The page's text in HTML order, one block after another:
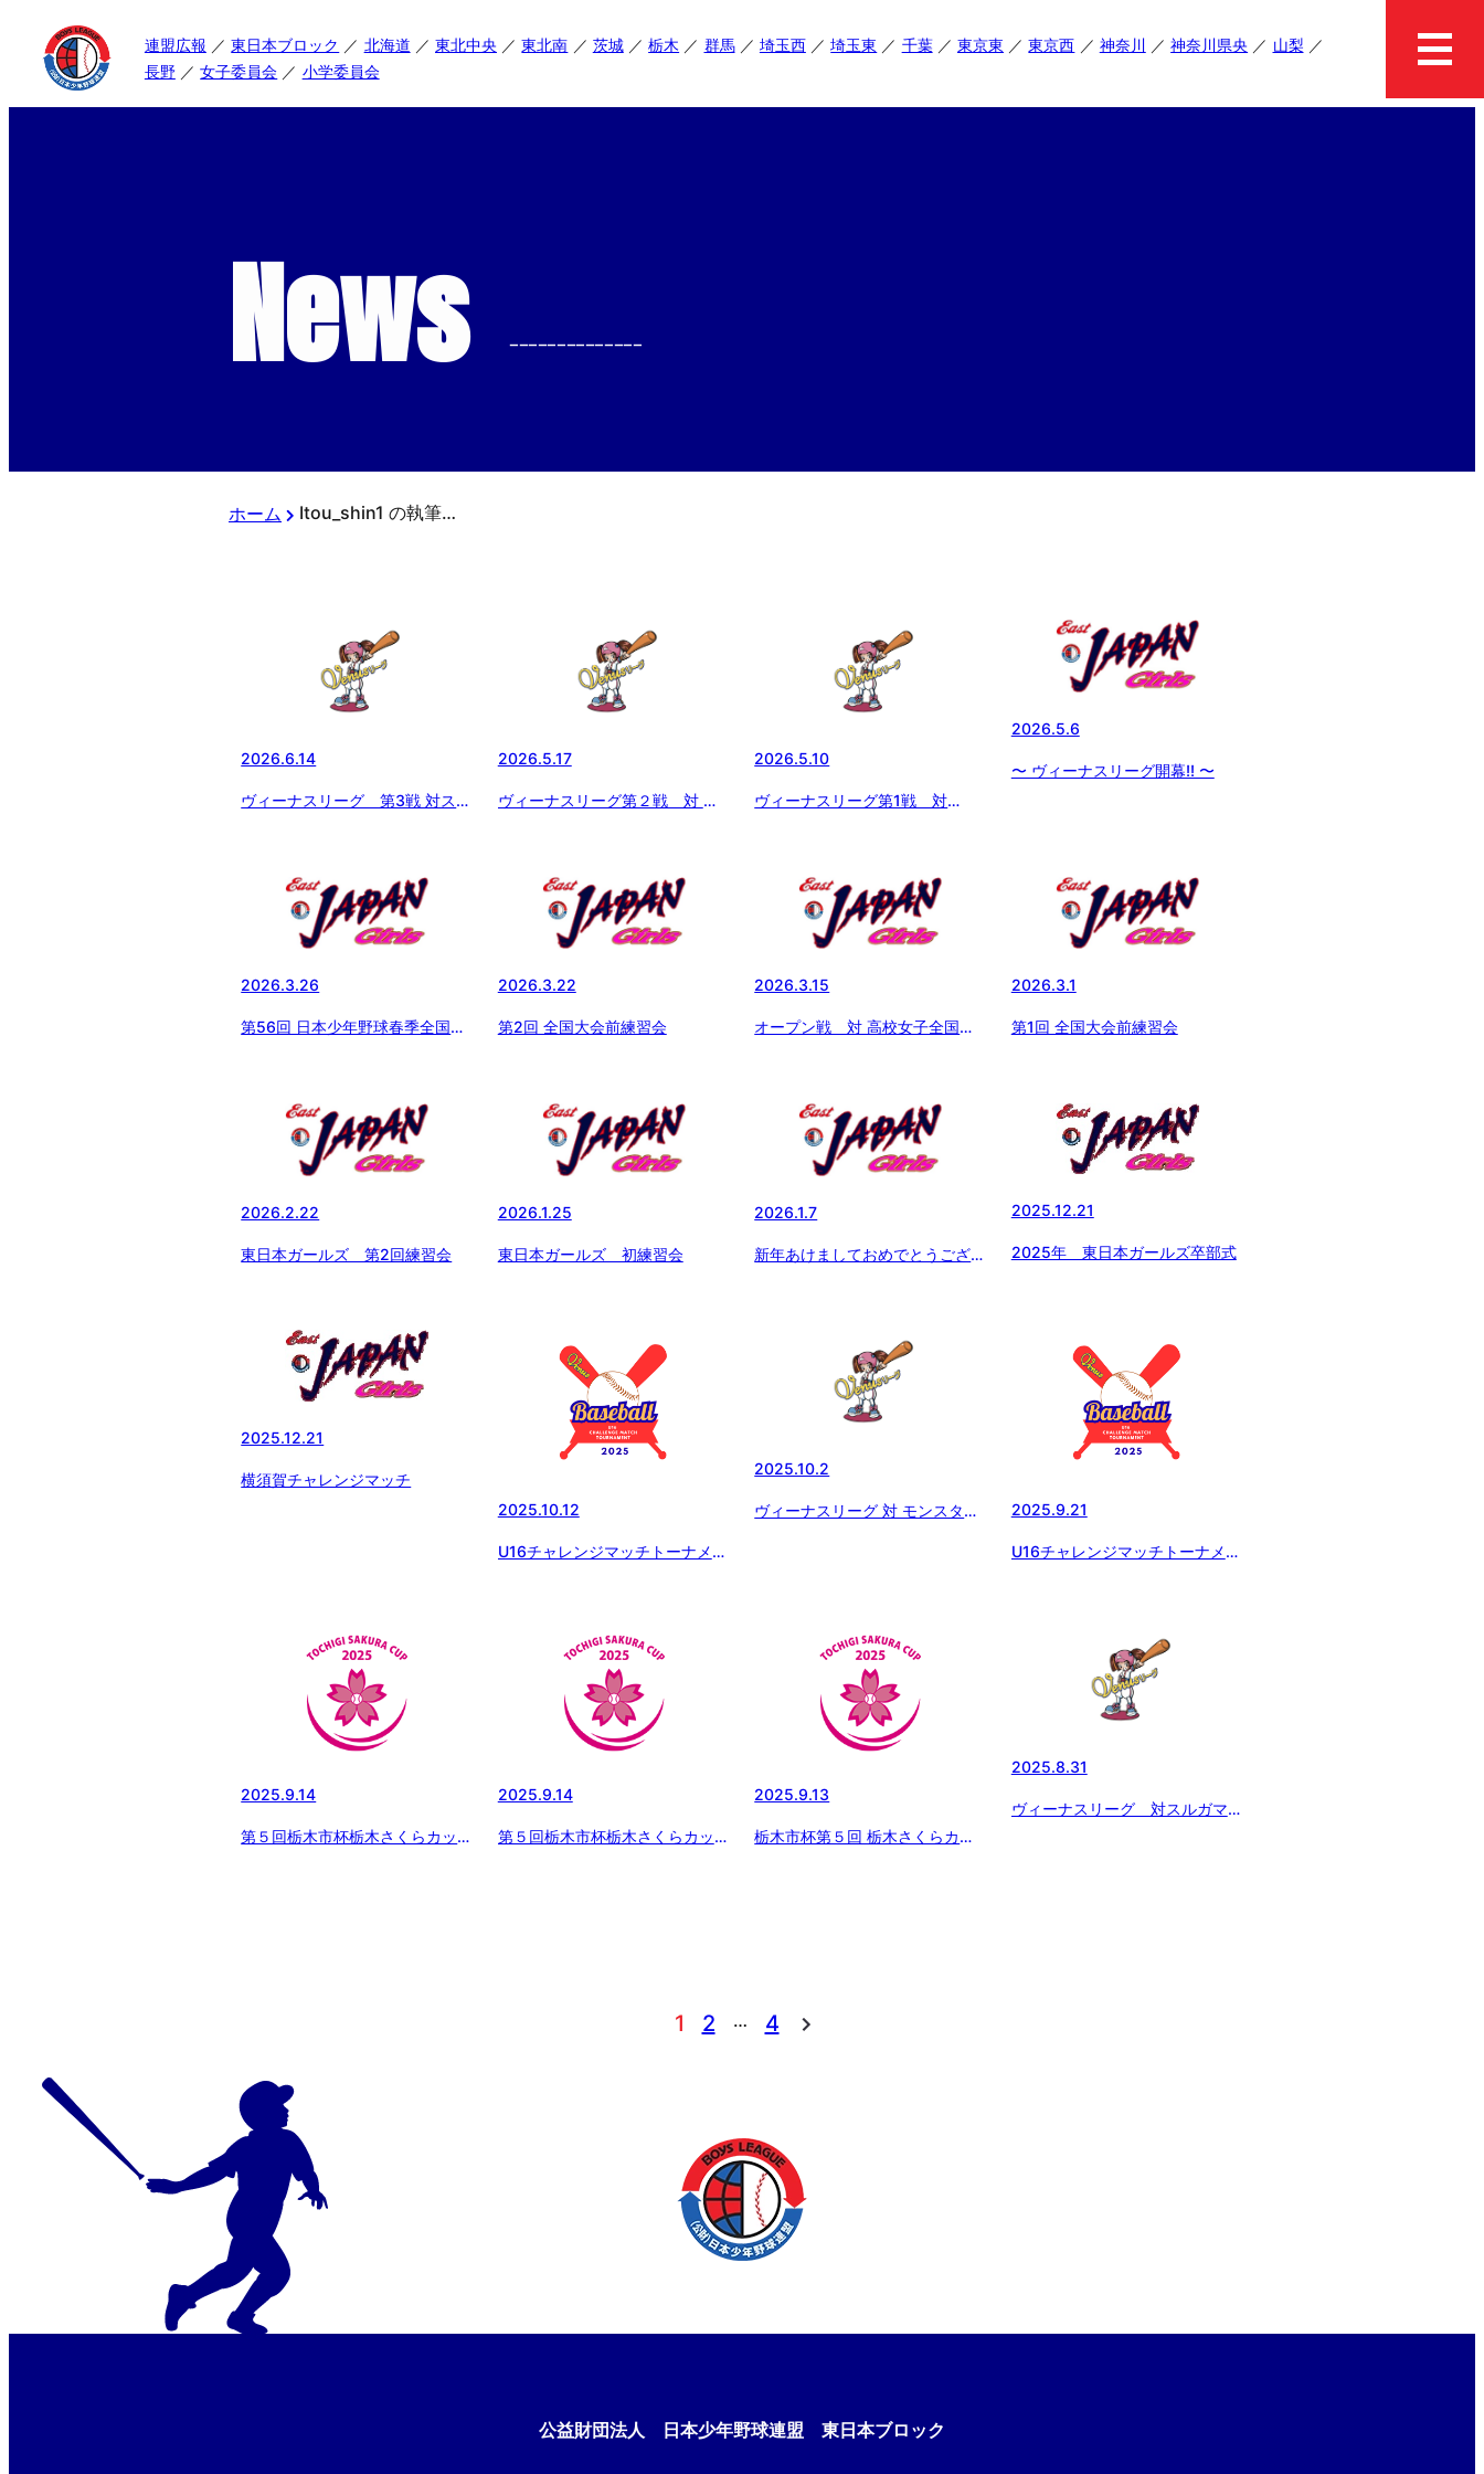
連盟広報 東日本ブロック 北海道 東北中央 東北南 茨城 栃木 群馬 埼玉西 埼玉東 千葉 東京東 東京西 神奈川 神奈川県央
山梨
長野
女子委員会 小学委員会
News --------------
ホーム Itou_shin1 の執筆記事
2026.6.14
ヴィーナスリーグ 第3戦 対スル
2026.5.17
ヴィーナスリーグ第２戦 対 武
2026.5.10
ヴィーナスリーグ第1戦 対
2026.5.6
〜 ヴィーナスリーグ開幕!! 〜
2026.3.26
第56回 日本少年野球春季全国大
2026.3.22
第2回 全国大会前練習会
2026.3.15
オープン戦 対 高校女子全国連
2026.3.1
第1回 全国大会前練習会
2026.2.22
東日本ガールズ 第2回練習会
2026.1.25
東日本ガールズ 初練習会
2026.1.7
新年あけましておめでとうござい
2025.12.21
2025年 東日本ガールズ卒部式
2025.12.21
横須賀チャレンジマッチ
2025.10.12
U16チャレンジマッチトーナメン
2025.10.2
ヴィーナスリーグ 対 モンスター
2025.9.21
U16チャレンジマッチトーナメン
2025.9.14
第５回栃木市杯栃木さくらカップ
2025.9.14
第５回栃木市杯栃木さくらカップ
2025.9.13
栃木市杯第５回 栃木さくらカッ
2025.8.31
ヴィーナスリーグ 対スルガマリ
1 2 … 4
公益財団法人 日本少年野球連盟 東日本ブロック